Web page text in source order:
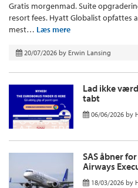
Gratis morgenmad. Suite
resort fees. Hyatt Globalist opfattes
mest… Læs mere
20/07/2026 by Erwin Lansing
Lad ikke
tabt
06/06/2026 by
SAS åbner
Airways
18/03/2026 by